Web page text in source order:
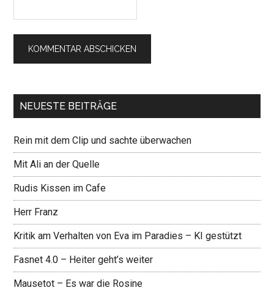
NEUESTE BEITRÄGE
Rein mit dem Clip und sachte überwachen
Mit Ali an der Quelle
Rudis Kissen im Cafe
Herr Franz
Kritik am Verhalten von Eva im Paradies – KI gestützt
Fasnet 4.0 – Heiter geht’s weiter
Mausetot – Es war die Rosine